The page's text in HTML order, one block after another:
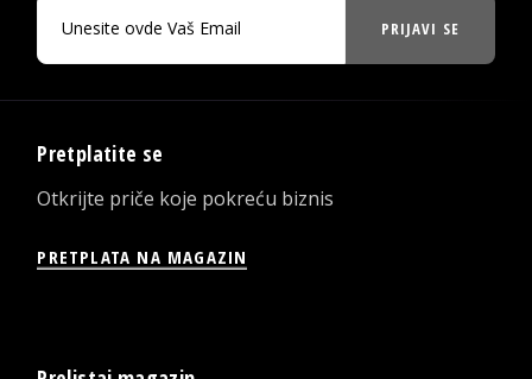
PRIJAVI SE
Pretplatite se
Otkrijte priče koje pokreću biznis
PRETPLATA NA MAGAZIN